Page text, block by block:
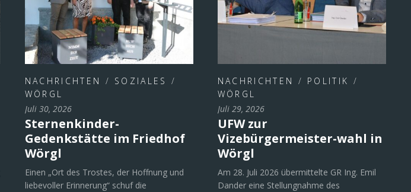
NACHRICHTEN / SOZIALES
/
WÖRGL
Juli 30, 2026
Sternenkinder-
Gedenkstätte im Friedhof
Wörgl
Einen „Ort des Trostes, der Hoffnung und
liebevoller Erinnerung“ schuf die
NACHRICHTEN / POLITIK /
WÖRGL
Juli 29, 2026
UFW zur
Vizebürgermeister-wahl in
Wörgl
Am 28. Juli 2026 übermittelte GR Ing. Emil
Dander eine Stellungnahme des